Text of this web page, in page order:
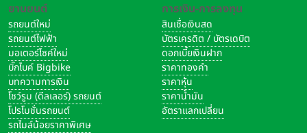
ยานยนต์
รถยนต์ใหม่
รถยนต์ไฟฟ้า
มอเตอร์ไซค์ใหม่
บิ๊กไบค์ Bigbike
บทความการเงิน
โชว์รูม (ดีลเลอร์) รถยนต์
โปรโมชั่นรถยนต์
รถไมล์น้อยราคาพิเศษ
การเงิน-การลงทุน
สินเชื่อเงินสด
บัตรเครดิต / บัตรเดบิต
ดอกเบี้ยเงินฝาก
ราคาทองคำ
ราคาหุ้น
ราคาน้ำมัน
อัตราแลกเปลี่ยน